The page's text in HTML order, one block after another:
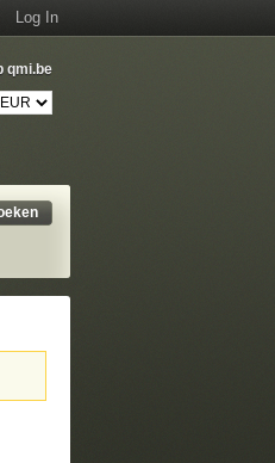
Log In
qmi.be